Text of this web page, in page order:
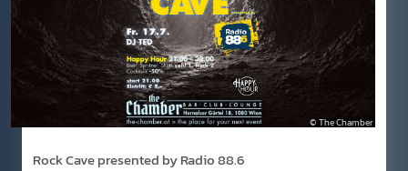
The Chamber
Rock Cave presented by Radio 88.6